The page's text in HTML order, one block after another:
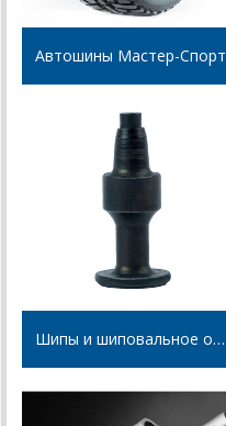
Автошины Мастер-Спорт
Шипы и шиповальное оборудование